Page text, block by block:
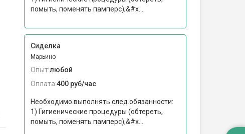
помыть, поменять памперс);&#x...
Сиделка
Марьино
Опыт:любой
Оплата:400 руб/час
Необходимо выполнять след.обязанности:
1) Гигиенические процедуры (обтереть,
помыть, поменять памперс);&#x...